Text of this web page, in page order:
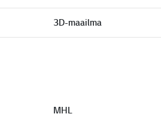
3D-maailma
MHL